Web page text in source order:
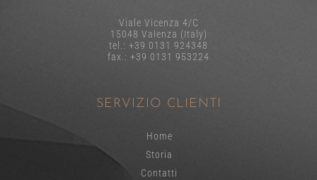
Viale Vicenza 4/C
15048 Valenza (Italy)
tel.: +39 0131 924348
fax.: +39 0131 953224
SERVIZIO CLIENTI
Home
Storia
Contatti